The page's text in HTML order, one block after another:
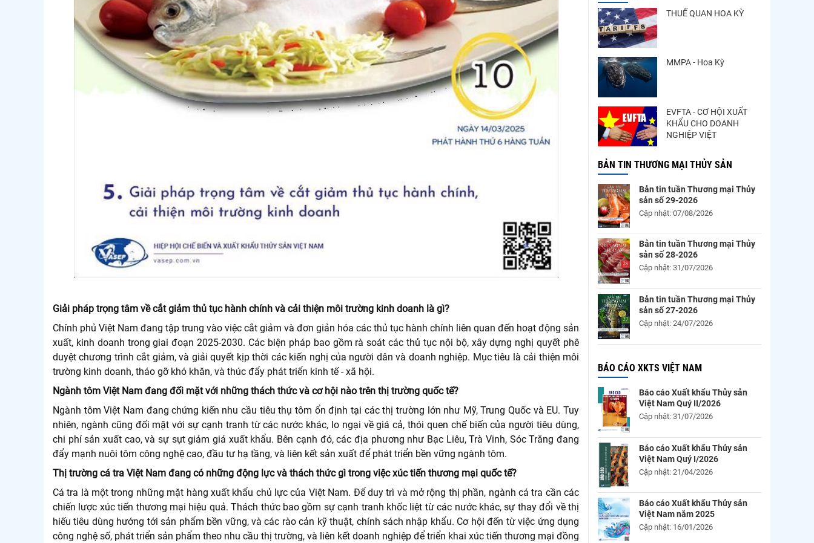
Giải pháp trọng tâm về cắt giảm thủ tục hành chính và cải thiện môi trường kinh doanh là gì?
Chính phủ Việt Nam đang tập trung vào việc cắt giảm và đơn giản hóa các thủ tục hành chính liên quan đến hoạt động sản
xuất, kinh doanh trong giai đoạn 2025-2030. Các biện pháp bao gồm rà soát các thủ tục nội bộ, xây dựng nghị quyết phê
duyệt chương trình cắt giảm, và giải quyết kịp thời các kiến nghị của người dân và doanh nghiệp. Mục tiêu là cải thiện môi
trường kinh doanh, tháo gỡ khó khăn, và thúc đẩy phát triển kinh tế - xã hội.
Ngành tôm Việt Nam đang đối mặt với những thách thức và cơ hội nào trên thị trường quốc tế?
Ngành tôm Việt Nam đang chứng kiến nhu cầu tiêu thụ tôm ổn định tại các thị trường lớn như Mỹ, Trung Quốc và EU. Tuy
nhiên, ngành cũng đối mặt với sự cạnh tranh từ các nước khác, lo ngại về giá cả, thói quen chế biến của người tiêu dùng,
chi phí sản xuất cao, và sự sụt giảm giá xuất khẩu. Bên cạnh đó, các địa phương như Bạc Liêu, Trà Vinh, Sóc Trăng đang
đẩy mạnh nuôi tôm công nghệ cao, đầu tư hạ tầng, và liên kết sản xuất để phát triển bền vững ngành tôm.
Thị trường cá tra Việt Nam đang có những động lực và thách thức gì trong việc xúc tiến thương mại quốc tế?
Cá tra là một trong những mặt hàng xuất khẩu chủ lực của Việt Nam. Để duy trì và mở rộng thị phần, ngành cá tra cần các
chiến lược xúc tiến thương mại hiệu quả. Thách thức bao gồm sự cạnh tranh khốc liệt từ các nước khác, sự thay đổi về thị
hiếu tiêu dùng hướng tới sản phẩm bền vững, và các rào cản kỹ thuật, chính sách nhập khẩu. Cơ hội đến từ việc ứng dụng
công nghệ số, phát triển sản phẩm theo nhu cầu thị trường, và liên kết doanh nghiệp để triển khai xúc tiến thương mại đồng
THUẾ QUAN HOA KỲ
MMPA - Hoa Kỳ
EVFTA - CƠ HỘI XUẤT
KHẨU CHO DOANH
NGHIỆP VIỆT
BẢN TIN THƯƠNG MẠI THỦY SẢN
Bản tin tuần Thương mại Thủy
sản số 29-2026
Cập nhật: 07/08/2026
Bản tin tuần Thương mại Thủy
sản số 28-2026
Cập nhật: 31/07/2026
Bản tin tuần Thương mại Thủy
sản số 27-2026
Cập nhật: 24/07/2026
BÁO CÁO XKTS VIỆT NAM
Báo cáo Xuất khẩu Thủy sản
Việt Nam Quý II/2026
Cập nhật: 31/07/2026
Báo cáo Xuất khẩu Thủy sản
Việt Nam Quý I/2026
Cập nhật: 21/04/2026
Báo cáo Xuất khẩu Thủy sản
Việt Nam năm 2025
Cập nhật: 16/01/2026